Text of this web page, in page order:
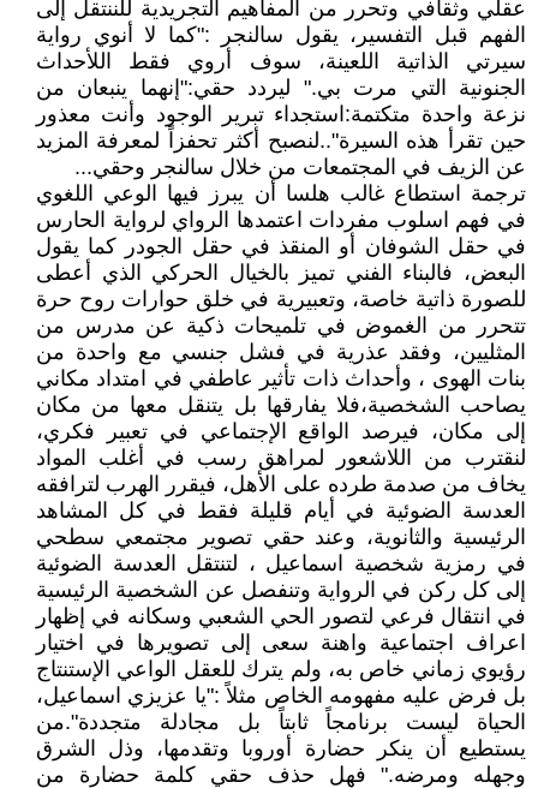
عقلي وثقافي وتحرر من المفاهيم التجريدية للننتقل إلى
الفهم قبل التفسير، يقول سالنجر :"كما لا أنوي رواية
سيرتي الذاتية اللعينة، سوف أروي فقط اللأحداث
الجنونية التي مرت بي." ليردد حقي:"إنهما ينبعان من
نزعة واحدة متكتمة:استجداء تبرير الوجود وأنت معذور
حين تقرأ هذه السيرة"..لنصبح أكثر تحفزاً لمعرفة المزيد
عن الزيف في المجتمعات من خلال سالنجر وحقي...
ترجمة استطاع غالب هلسا أن يبرز فيها الوعي اللغوي
في فهم اسلوب مفردات اعتمدها الرواي لرواية الحارس
في حقل الشوفان أو المنقذ في حقل الجودر كما يقول
البعض، فالبناء الفني تميز بالخيال الحركي الذي أعطى
للصورة ذاتية خاصة، وتعبيرية في خلق حوارات روح حرة
تتحرر من الغموض في تلميحات ذكية عن مدرس من
المثليين، وفقد عذرية في فشل جنسي مع واحدة من
بنات الهوى ، وأحداث ذات تأثير عاطفي في امتداد مكاني
يصاحب الشخصية،فلا يفارقها بل يتنقل معها من مكان
إلى مكان، فيرصد الواقع الإجتماعي في تعبير فكري،
لنقترب من اللاشعور لمراهق رسب في أغلب المواد
يخاف من صدمة طرده على الأهل، فيقرر الهرب لترافقه
العدسة الضوئية في أيام قليلة فقط في كل المشاهد
الرئيسية والثانوية، وعند حقي تصوير مجتمعي سطحي
في رمزية شخصية اسماعيل ، لتنتقل العدسة الضوئية
إلى كل ركن في الرواية وتنفصل عن الشخصية الرئيسية
في انتقال فرعي لتصور الحي الشعبي وسكانه في إظهار
اعراف اجتماعية واهنة سعى إلى تصويرها في اختيار
رؤيوي زماني خاص به، ولم يترك للعقل الواعي الإستنتاج
بل فرض عليه مفهومه الخاص مثلاً :"يا عزيزي اسماعيل،
الحياة ليست برنامجاً ثابتاً بل مجادلة متجددة".من
يستطيع أن ينكر حضارة أوروبا وتقدمها، وذل الشرق
وجهله ومرضه." فهل حذف حقي كلمة حضارة من